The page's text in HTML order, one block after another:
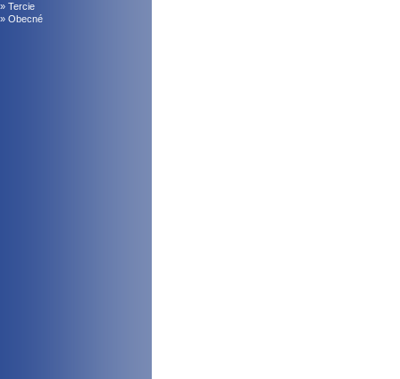
» Tercie
» Obecné